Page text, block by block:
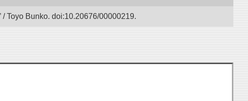
/ Toyo Bunko. doi:10.20676/00000219.